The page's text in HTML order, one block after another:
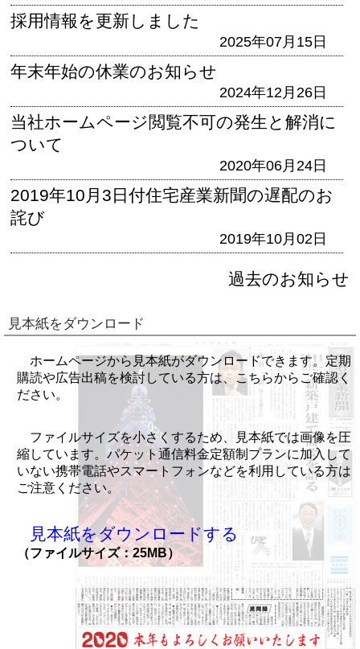
採用情報を更新しました
2025年07月15日
年末年始の休業のお知らせ
2024年12月26日
当社ホームページ閲覧不可の発生と解消に
ついて
2020年06月24日
2019年10月3日付住宅産業新聞の遅配のお
詫び
2019年10月02日
過去のお知らせ
見本紙をダウンロード
ホームページから見本紙がダウンロードできます。定期
購読や広告出稿を検討している方は、こちらからご確認く
ださい。
ファイルサイズを小さくするため、見本紙では画像を圧
縮しています。パケット通信料金定額制プランに加入して
いない携帯電話やスマートフォンなどを利用している方は
ご注意ください。
見本紙をダウンロードする
（ファイルサイズ：25MB）